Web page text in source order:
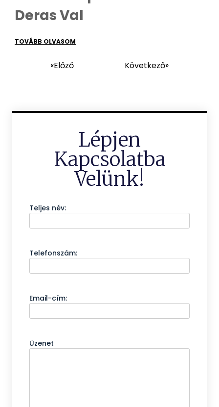
Deras Val
TOVÁBB OLVASOM
«Előző Következő»
Lépjen
Kapcsolatba
Velünk!
Teljes név:
Telefonszám:
Email-cím:
Üzenet